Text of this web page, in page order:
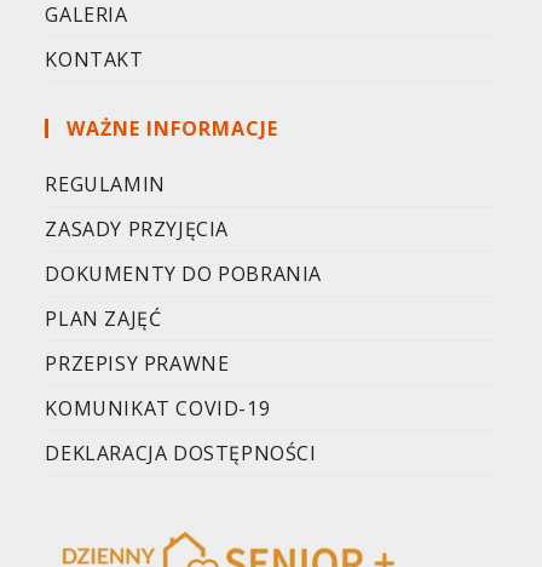
GALERIA
KONTAKT
WAŻNE INFORMACJE
REGULAMIN
ZASADY PRZYJĘCIA
DOKUMENTY DO POBRANIA
PLAN ZAJĘĆ
PRZEPISY PRAWNE
KOMUNIKAT COVID-19
DEKLARACJA DOSTĘPNOŚCI